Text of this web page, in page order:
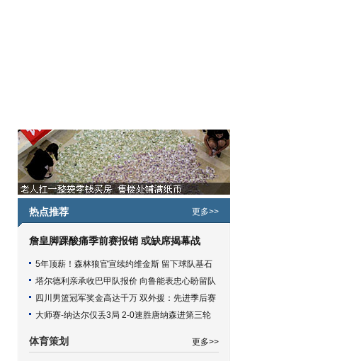
热点推荐 更多>>
詹皇脚踝酸痛季前赛报销 或缺席揭幕战
5年顶薪！森林狼官宣续约维金斯 留下球队基石
塔尔德利亲承收巴甲队报价 向鲁能表忠心盼留队
四川男篮冠军奖金高达千万 双外援：先进季后赛
大师赛-纳达尔仅丢3局 2-0速胜唐纳森进第三轮
体育策划 更多>>